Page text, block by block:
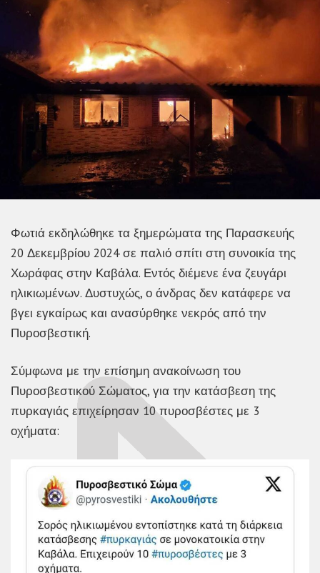
Φωτιά εκδηλώθηκε τα ξημερώματα της Παρασκευής
20 Δεκεμβρίου 2024 σε παλιό σπίτι στη συνοικία της
Χωράφας στην Καβάλα. Εντός διέμενε ένα ζευγάρι
ηλικιωμένων. Δυστυχώς, ο άνδρας δεν κατάφερε να
βγει εγκαίρως και ανασύρθηκε νεκρός από την
Πυροσβεστική.
Σύμφωνα με την επίσημη ανακοίνωση του
Πυροσβεστικού Σώματος, για την κατάσβεση της
πυρκαγιάς επιχείρησαν 10 πυροσβέστες με 3
οχήματα: